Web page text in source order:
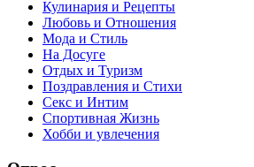
Кулинария и Рецепты
Любовь и Отношения
Мода и Стиль
На Досуге
Отдых и Туризм
Поздравления и Стихи
Секс и Интим
Спортивная Жизнь
Хобби и увлечения